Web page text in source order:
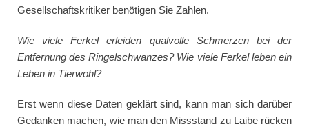
Gesellschaftskritiker benötigen Sie Zahlen.
Wie viele Ferkel erleiden qualvolle Schmerzen bei der
Entfernung des Ringelschwanzes? Wie viele Ferkel leben ein
Leben in Tierwohl?
Erst wenn diese Daten geklärt sind, kann man sich darüber
Gedanken machen, wie man den Missstand zu Laibe rücken